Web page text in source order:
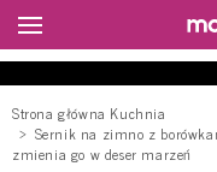
Strona główna Kuchnia
Sernik na zimno z
zmienia go w deser marzeń